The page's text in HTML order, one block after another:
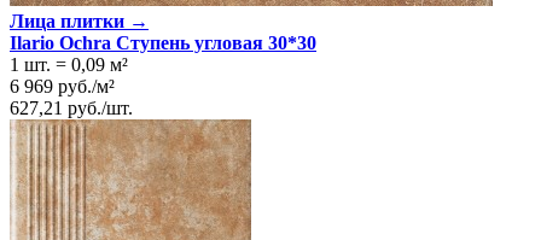
Лица плитки →
Ilario Ochra Ступень угловая 30*30
1 шт. = 0,09 м²
6 969 руб./м²
627,21 руб./шт.